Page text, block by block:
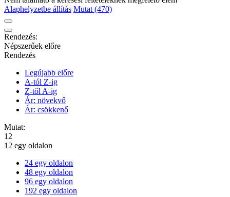
Alaphelyzetbe állítás Mutat (470)
Rendezés:
Népszerűek előre
Rendezés
Legújabb előre
A-tól Z-ig
Z-től A-ig
Ár: növekvő
Ár: csökkenő
Mutat:
12
12 egy oldalon
24 egy oldalon
48 egy oldalon
96 egy oldalon
192 egy oldalon